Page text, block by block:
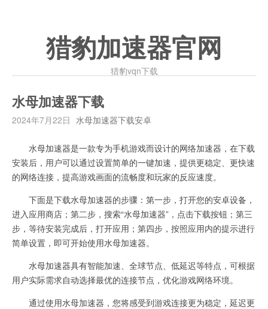
猎豹加速器官网
猎豹vqn下载
水母加速器下载
2024年7月22日 水母加速器下载安卓
水母加速器是一款专为手机游戏而设计的网络加速器，在下载
安装后，用户可以通过设置简单的一键加速，提供更稳定、更快速
的网络连接，提高游戏画面的流畅度和玩家的反应速度。
下面是下载水母加速器的步骤：第一步，打开您的安卓设备，
进入应用商店；第二步，搜索“水母加速器”，点击下载按钮；第三
步，等待安装完成后，打开应用；第四步，按照应用内的提示进行
简单设置，即可开始使用水母加速器。
水母加速器具有智能加速、全球节点、低延迟等特点，可根据
用户实际需求自动选择最优的连接节点，优化游戏网络环境。
通过使用水母加速器，您将感受到游戏连接更为稳定，延迟更